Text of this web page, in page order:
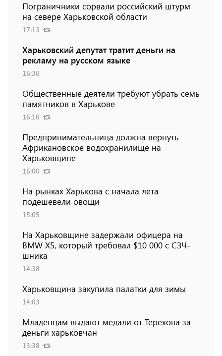
Пограничники сорвали российский штурм
на севере Харьковской области
17:13
Харьковский депутат тратит деньги на
рекламу на русском языке
16:30
Общественные деятели требуют убрать семь
памятников в Харькове
16:10
Предпринимательница должна вернуть
Африкановское водохранилище на
Харьковщине
16:00
На рынках Харькова с начала лета
подешевели овощи
15:05
На Харьковщине задержали офицера на
BMW Х5, который требовал $10 000 с СЗЧ-
шника
14:38
Харьковщина закупила палатки для зимы
14:03
Младенцам выдают медали от Терехова за
деньги харьковчан
13:38